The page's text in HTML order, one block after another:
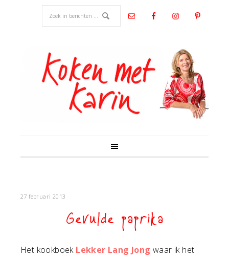
27 februari 2013
Gevulde paprika
Het kookboek Lekker Lang Jong waar ik het